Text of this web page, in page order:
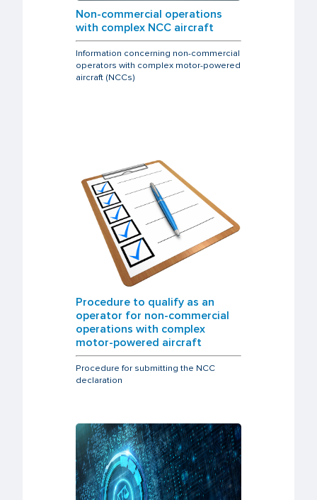
Non-commercial operations
with complex NCC aircraft
Information concerning non-commercial
operators with complex motor-powered
aircraft (NCCs)
Procedure to qualify as an
operator for non-commercial
operations with complex
motor-powered aircraft
Procedure for submitting the NCC
declaration